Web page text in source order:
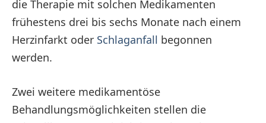
die Therapie mit solchen Medikamenten
frühestens drei bis sechs Monate nach einem
Herzinfarkt oder Schlaganfall begonnen
werden.
Zwei weitere medikamentöse
Behandlungsmöglichkeiten stellen die